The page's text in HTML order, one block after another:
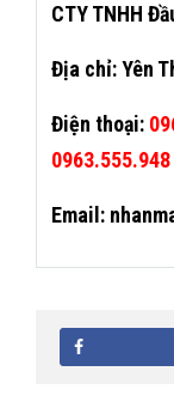
CTY TNHH
Địa chỉ: Yên
Điện thoại:
0963.555.948
Email: